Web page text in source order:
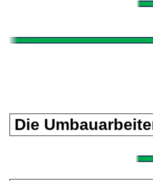
Die